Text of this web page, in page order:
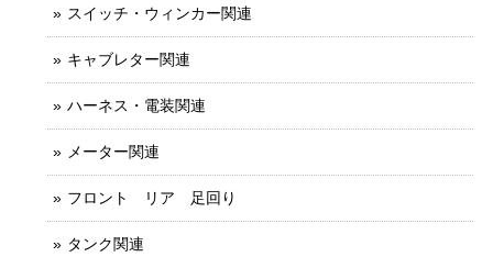
スイッチ・ウィンカー関連
キャブレター関連
ハーネス・電装関連
メーター関連
フロント リア 足回り
タンク関連